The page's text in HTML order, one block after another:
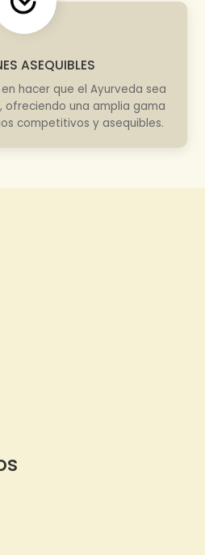
ASEQUIBLES
hacer que el Ayurveda sea
ofreciendo una amplia gama
competitivos y asequibles.